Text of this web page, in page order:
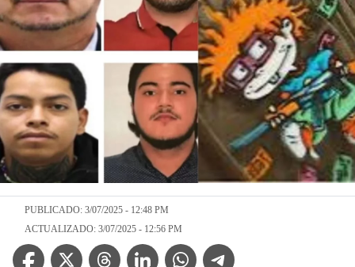
PUBLICADO: 3/07/2025 - 12:48 PM
ACTUALIZADO: 3/07/2025 - 12:56 PM
Facebook IconTwitter IconThreads IconLinkedin IconWhatsApp IconTelegram Icon